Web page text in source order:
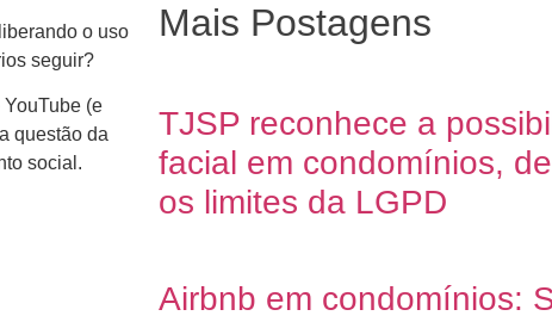
o uso
seguir?
(e
questão da
social.
Mais Postagens
TJSP reconhece a
facial em condomínios,
os limites da LGPD
Airbnb em condomínios: